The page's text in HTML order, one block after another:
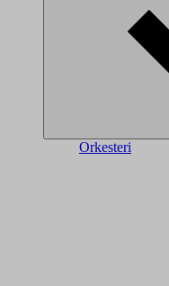
Orkesteri